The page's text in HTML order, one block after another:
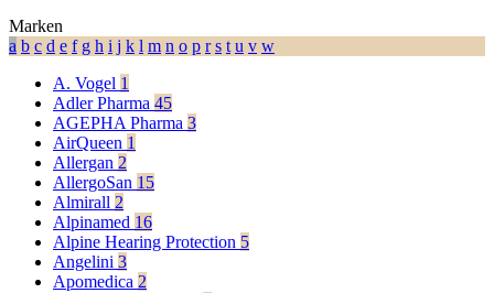
Marken
a b c d e f g h i j k l m n o p r s t u v w
A. Vogel 1
Adler Pharma 45
AGEPHA Pharma 3
AirQueen 1
Allergan 2
AllergoSan 15
Almirall 2
Alpinamed 16
Alpine Hearing Protection 5
Angelini 3
Apomedica 2